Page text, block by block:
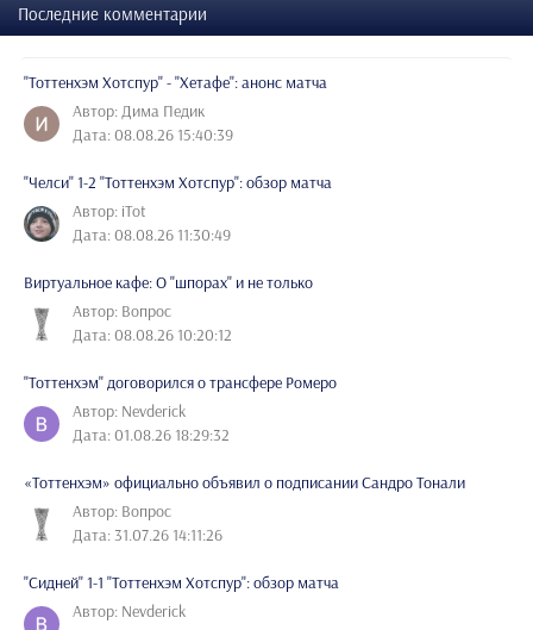
Последние комментарии
"Тоттенхэм Хотспур" - "Хетафе": анонс матча
Автор: Дима Педик
Дата: 08.08.26 15:40:39
"Челси" 1-2 "Тоттенхэм Хотспур": обзор матча
Автор: iTot
Дата: 08.08.26 11:30:49
Виртуальное кафе: О "шпорах" и не только
Автор: Вопрос
Дата: 08.08.26 10:20:12
"Тоттенхэм" договорился о трансфере Ромеро
Автор: Nevderick
Дата: 01.08.26 18:29:32
«Тоттенхэм» официально объявил о подписании Сандро Тонали
Автор: Вопрос
Дата: 31.07.26 14:11:26
"Сидней" 1-1 "Тоттенхэм Хотспур": обзор матча
Автор: Nevderick